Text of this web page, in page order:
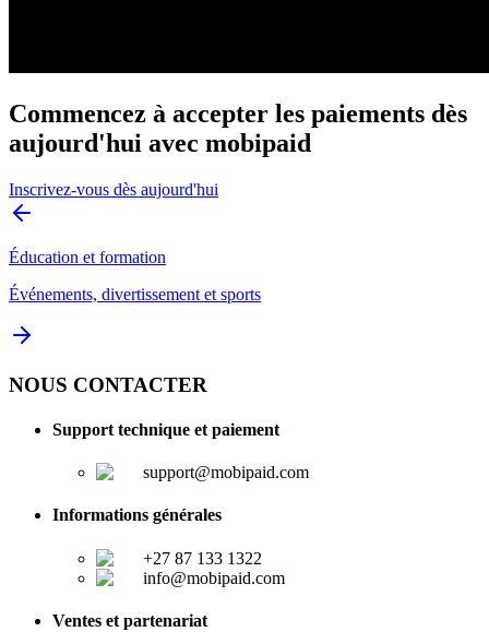
Commencez à accepter les paiements dès
aujourd'hui avec mobipaid
Inscrivez-vous dès aujourd'hui
Éducation et formation
Événements, divertissement et sports
NOUS CONTACTER
Support technique et paiement
support@mobipaid.com
Informations générales
+27 87 133 1322
info@mobipaid.com
Ventes et partenariat